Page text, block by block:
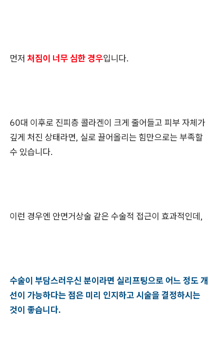
먼저 처짐이 너무 심한 경우입니다.
60대 이후로 진피층 콜라겐이 크게 줄어들고 피부 자체가
깊게 처진 상태라면, 실로 끌어올리는 힘만으로는 부족할
수 있습니다.
이런 경우엔 안면거상술 같은 수술적 접근이 효과적인데,
수술이 부담스러우신 분이라면 실리프팅으로 어느 정도 개
선이 가능하다는 점은 미리 인지하고 시술을 결정하시는
것이 좋습니다.